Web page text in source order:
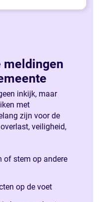
meldingen
inkijk, maar
met
zijn voor de
veiligheid,
of stem op andere
op de voet